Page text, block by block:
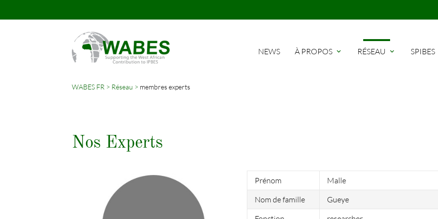
NEWS À PROPOS expand_more RÉSEAU expand_more SPIBES
WABES FR Réseau membres experts
Nos Experts
Prénom
Malle
Nom de famille
Gueye